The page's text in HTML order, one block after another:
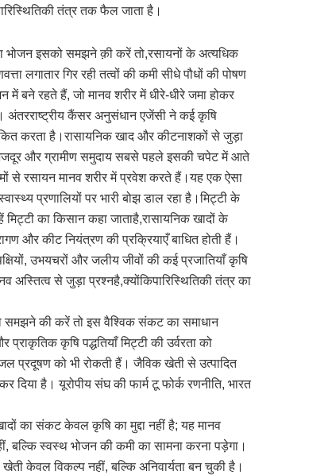
तंत्र तक फैल जाता है।
भोजन इसको समझने क़ी करें तो,रसायनों के अत्यधिक
गिर रही तत्वों की कमी सीधे पौधों की पोषण
बने रहते हैं, जो मानव शरीर में धीरे-धीरे जमा होकर
अंतरराष्ट्रीय कैंसर अनुसंधान एजेंसी ने कई कृषि
करता है।रासायनिक खाद और कीटनाशकों से जुड़ा
और ग्रामीण समुदाय सबसे पहले इसकी चपेट में आते
से रसायन मानव शरीर में प्रवेश करते हैं।यह एक ऐसा
प्रणालियों पर भारी बोझ डाल रहा है।मिट्टी के
का किसान कहा जाताहै,रासायनिक खादों के
और कीट नियंत्रण की प्रक्रियाएँ बाधित होती हैं।
उभयचरों और जलीय जीवों की कई प्रजातियाँ कृषि
अस्तित्व से जुड़ा प्रश्नहै,क्योंकिपारिस्थितिकी तंत्र का
समझने की करें तो इस वैश्विक संकट का समाधान
कृषि पद्धतियाँ मिट्टी की उर्वरता को
प्रदूषण को भी रोकती हैं। जैविक खेती से उत्पादित
है। यूरोपीय संघ की फार्म टू फोर्क रणनीति, भारत
का संकट केवल कृषि का मुद्दा नहीं है; यह मानव
बल्कि स्वस्थ भोजन की कमी का सामना करना पड़ेगा।
केवल विकल्प नहीं, बल्कि अनिवार्यता बन चुकी है।